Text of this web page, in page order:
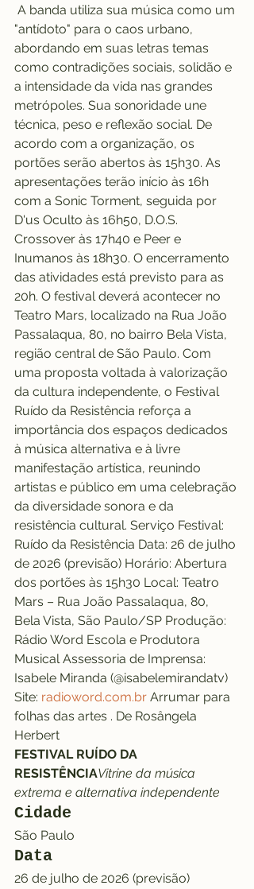
"antídoto" para o caos urbano,
abordando em suas letras temas
como contradições sociais, solidão e
a intensidade da vida nas grandes
metrópoles. Sua sonoridade une
técnica, peso e reflexão social. De
acordo com a organização, os
portões serão abertos às 15h30. As
apresentações terão início às 16h
com a Sonic Torment, seguida por
D'us Oculto às 16h50, D.O.S.
Crossover às 17h40 e Peer e
Inumanos às 18h30. O encerramento
das atividades está previsto para as
20h. O festival deverá acontecer no
Teatro Mars, localizado na Rua João
Passalaqua, 80, no bairro Bela Vista,
região central de São Paulo. Com
uma proposta voltada à valorização
da cultura independente, o Festival
Ruído da Resistência reforça a
importância dos espaços dedicados
à música alternativa e à livre
manifestação artística, reunindo
artistas e público em uma celebração
da diversidade sonora e da
resistência cultural. Serviço Festival:
Ruído da Resistência Data: 26 de julho
de 2026 (previsão) Horário: Abertura
dos portões às 15h30 Local: Teatro
Mars – Rua João Passalaqua, 80,
Bela Vista, São Paulo/SP Produção:
Rádio Word Escola e Produtora
Musical Assessoria de Imprensa:
Isabele Miranda (@isabelemirandatv)
Site: radioword.com.br Arrumar para
folhas das artes . De Rosângela
Herbert
FESTIVAL RUÍDO DA
RESISTÊNCIAVitrine da música
extrema e alternativa independente
Cidade
São Paulo
Data
26 de julho de 2026 (previsão)